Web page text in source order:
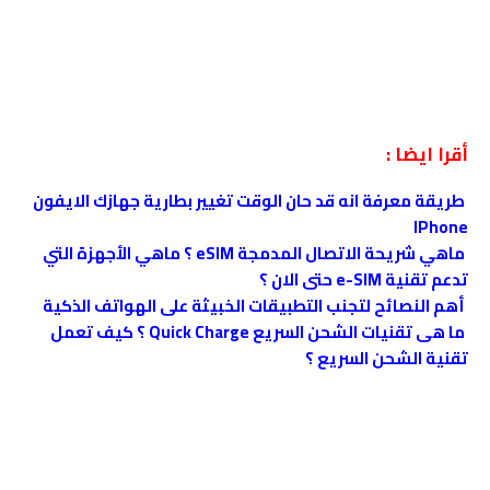
أقرا ايضا :
طريقة معرفة انه قد حان الوقت تغيير بطارية جهازك الايفون
IPhone
ماهي شريحة الاتصال المدمجة eSIM ؟ ماهي الأجهزة التي
تدعم تقنية e-SIM حتى الان ؟
أهم النصائح لتجنب التطبيقات الخبيثة على الهواتف الذكية
ما هى تقنيات الشحن السريع Quick Charge ؟ كيف تعمل
تقنية الشحن السريع ؟